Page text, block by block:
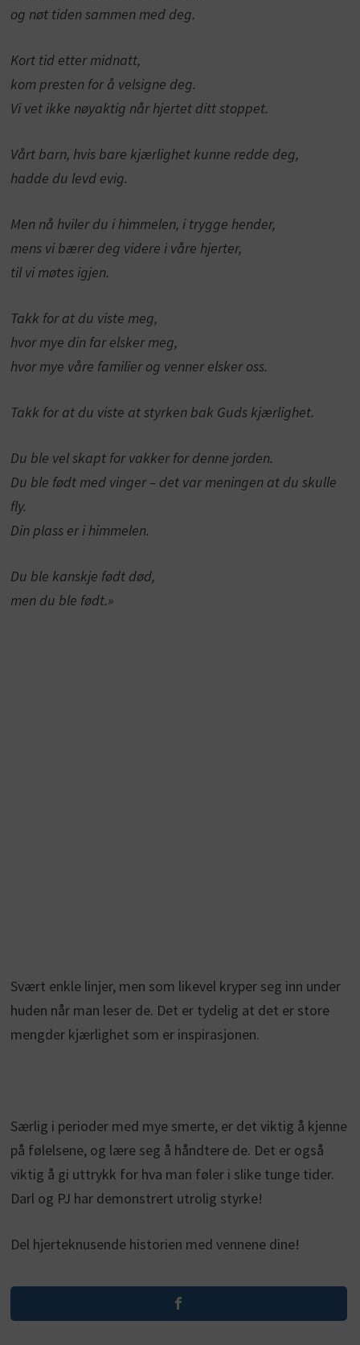
og nøt tiden sammen med deg.
Kort tid etter midnatt,
kom presten for å velsigne deg.
Vi vet ikke nøyaktig når hjertet ditt stoppet.
Vårt barn, hvis bare kjærlighet kunne redde deg,
hadde du levd evig.
Men nå hviler du i himmelen, i trygge hender,
mens vi bærer deg videre i våre hjerter,
til vi møtes igjen.
Takk for at du viste meg,
hvor mye din far elsker meg,
hvor mye våre familier og venner elsker oss.
Takk for at du viste at styrken bak Guds kjærlighet.
Du ble vel skapt for vakker for denne jorden.
Du ble født med vinger – det var meningen at du skulle
fly.
Din plass er i himmelen.
Du ble kanskje født død,
men du ble født.»
Svært enkle linjer, men som likevel kryper seg inn under
huden når man leser de. Det er tydelig at det er store
mengder kjærlighet som er inspirasjonen.
Særlig i perioder med mye smerte, er det viktig å kjenne
på følelsene, og lære seg å håndtere de. Det er også
viktig å gi uttrykk for hva man føler i slike tunge tider.
Darl og PJ har demonstrert utrolig styrke!
Del hjerteknusende historien med vennene dine!